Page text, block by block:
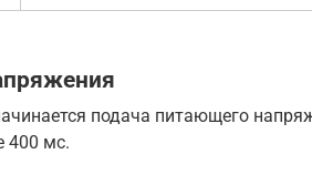
подача питающего
400 мс.